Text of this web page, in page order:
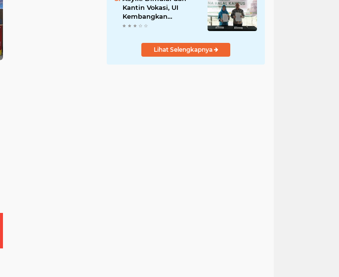
Kantin Vokasi, UI
Kembangkan
Ekosistem Halal
Lihat Selengkapnya